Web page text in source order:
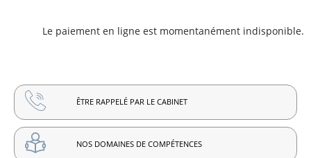
Le paiement en ligne est momentanément indisponible.
ÊTRE RAPPELÉ PAR LE CABINET
NOS DOMAINES DE COMPÉTENCES